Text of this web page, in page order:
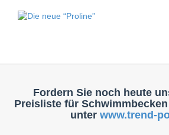
Fordern Sie noch heute
Preisliste für
unter www.trend-